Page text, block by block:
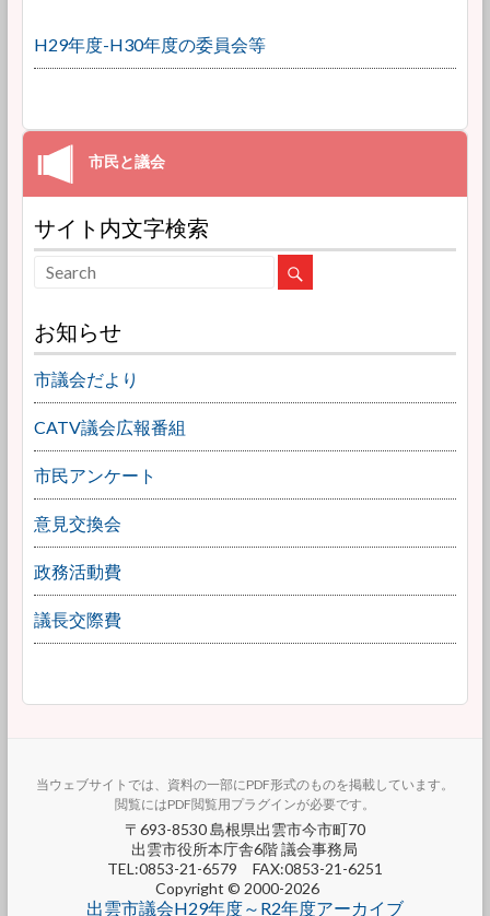
H29年度-H30年度の委員会等
サイト内文字検索
お知らせ
市議会だより
CATV議会広報番組
市民アンケート
意見交換会
政務活動費
議長交際費
当ウェブサイトでは、資料の一部にPDF形式のものを掲載しています。
閲覧にはPDF閲覧用プラグインが必要です。
〒693-8530 島根県出雲市今市町70
出雲市役所本庁舎6階 議会事務局
TEL:0853-21-6579 FAX:0853-21-6251
Copyright © 2000-2026
出雲市議会H29年度～R2年度アーカイブ